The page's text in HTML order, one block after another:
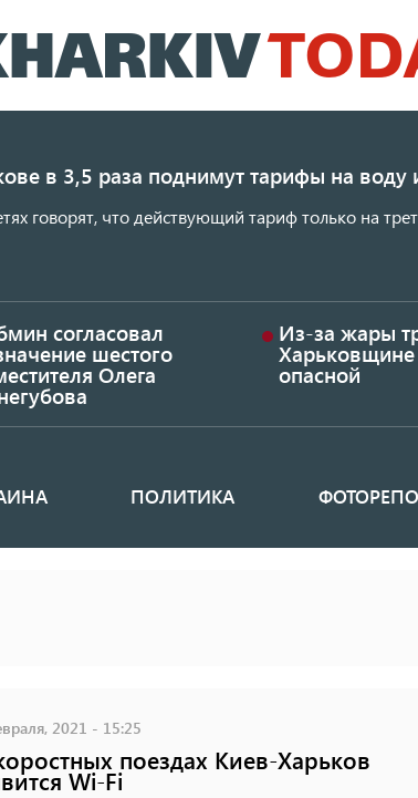
к
основному
в 3,5 раза поднимут тарифы на
говорят, что действующий тариф только на
согласовал
шестого
Олега
Из-за жары
Харьковщине
опасной
ПОЛИТИКА
2021 - 15:25
поездах Киев-Харьков
Wi-Fi